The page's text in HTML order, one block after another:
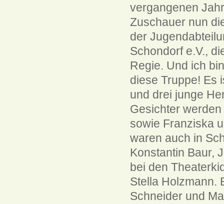
vergangenen
Zuschauer nun
der
Schondorf e.V.,
Regie. Und ich
diese Truppe! Es
und drei junge
Gesichter
sowie Franziska
waren auch in
Konstantin Baur,
bei den
Stella Holzmann.
Schneider und